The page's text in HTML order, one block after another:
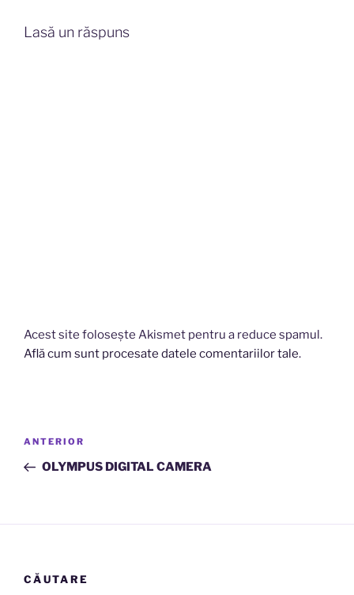
Lasă un răspuns
Acest site folosește Akismet pentru a reduce spamul.
Află cum sunt procesate datele comentariilor tale.
Navigare
articole
Articolul
anterior
ANTERIOR
OLYMPUS DIGITAL CAMERA
CĂUTARE